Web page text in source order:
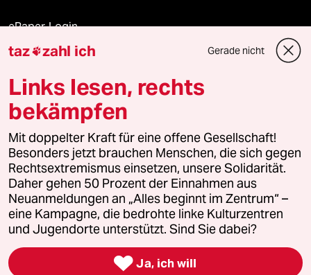
ePaper Login
Downloads für Abonnierende
© 2026 taz Verlags und Vertriebs GmbH
Alle Rechte vorbehalten. Bei rechtlichen Fragen oder für Genehmigungen
wenden Sie sich bitte an
lizenzen@taz.de
Feedback Redaktionsstatut Kommune-Richtlinien
Leitlinie Informant Datenschutz Impressum AGB
Seitenwende Einwilligungen widerrufen (Ads)
taz zahl ich Gerade nicht
Links lesen, rechts
bekämpfen
Mit doppelter Kraft für eine offene Gesellschaft!
Besonders jetzt brauchen Menschen, die sich gegen
Rechtsextremismus einsetzen, unsere Solidarität.
Daher gehen 50 Prozent der Einnahmen aus
Neuanmeldungen an „Alles beginnt im Zentrum“ –
eine Kampagne, die bedrohte linke Kulturzentren
und Jugendorte unterstützt. Sind Sie dabei?
 Ja, ich will